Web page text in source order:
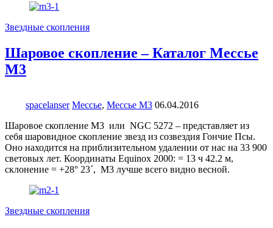
Звездные скопления
Шаровое скопление – Каталог Мессье
М3
spacelanser Мессье, Мессье М3 06.04.2016
Шаровое скопление М3 или NGC 5272 – представляет из
себя шаровидное скопление звезд из созвездия Гончие Псы.
Оно находится на приблизительном удалении от нас на 33 900
световых лет. Координаты Equinox 2000: = 13 ч 42.2 м,
склонение = +28° 23´, M3 лучше всего видно весной.
Звездные скопления